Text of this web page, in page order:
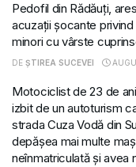
Pedofil din Rădăuți,
acuzații șocante
minori cu vârste
DE ȘTIREA SUCEVEI
Motociclist de 23 de
izbit de un autoturism
strada Cuza Vodă din
depășea mai multe
neînmatriculată și avea